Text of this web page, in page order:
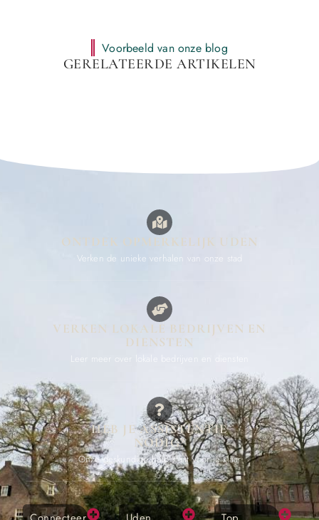
Voorbeeld van onze blog
GERELATEERDE ARTIKELEN
ONTDEK OPMERKELIJK UDEN
Verken de unieke verhalen van onze stad
VERKEN LOKALE BEDRIJVEN EN
DIENSTEN
Leer meer over lokale bedrijven en diensten
HEB JE ASSISTENTIE
NODIG?
Onze deskundige hulp staat voor je klaar